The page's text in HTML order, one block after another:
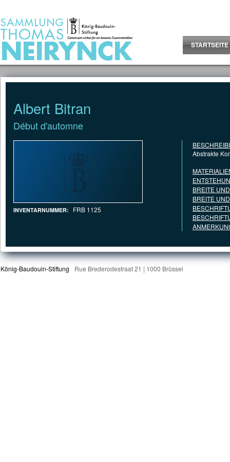
STARTSEITE
Albert Bitran
Début d'automne
INVENTARNUMMER: FRB 1125
Abstrakte
BREITE
BREITE
König-Baudouin-Stiftung Rue Brederodestraat 21 | 1000 Brüssel